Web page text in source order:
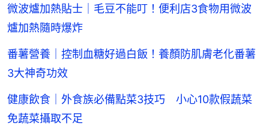
微波爐加熱貼士｜毛豆不能叮！便利店3食物用微波
爐加熱隨時爆炸
番薯營養｜控制血糖好過白飯！養顏防肌膚老化番薯
3大神奇功效
健康飲食｜外食族必備點菜3技巧 小心10款假蔬菜
免蔬菜攝取不足